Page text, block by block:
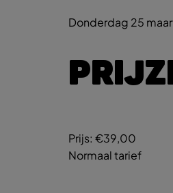
Donderdag 25
Prijs: €39,00
Normaal tarief